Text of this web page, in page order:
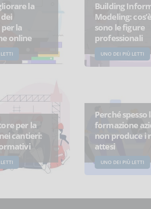
la
la
online
Building
Modeling:
sono le figure
professionali
UNO DEI PIÙ LETTI
per la
cantieri:
Perché spesso
formazione
non produce i
attesi
UNO DEI PIÙ LETTI